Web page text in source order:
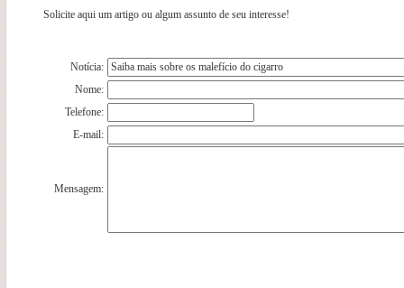
Solicite aqui um artigo ou algum assunto de seu interesse!
Notícia:
Nome:
Telefone:
E-mail:
Mensagem: